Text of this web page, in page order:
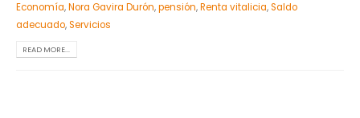
Economía,Nora Gavira Durón,pensión,Renta vitalicia,Saldo
adecuado,Servicios
READ MORE...